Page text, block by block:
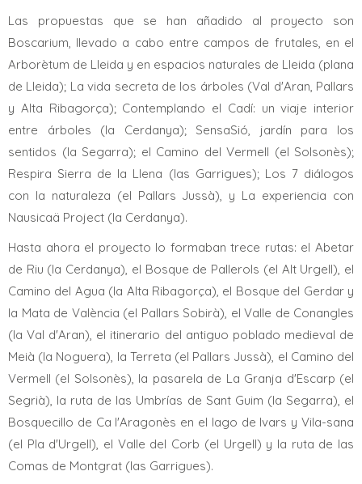
Las propuestas que se han añadido al proyecto son
Boscarium, llevado a cabo entre campos de frutales, en el
Arborètum de Lleida y en espacios naturales de Lleida (plana
de Lleida); La vida secreta de los árboles (Val d'Aran, Pallars
y Alta Ribagorça); Contemplando el Cadí: un viaje interior
entre árboles (la Cerdanya); SensaSió, jardín para los
sentidos (la Segarra); el Camino del Vermell (el Solsonès);
Respira Sierra de la Llena (las Garrigues); Los 7 diálogos
con la naturaleza (el Pallars Jussà), y La experiencia con
Nausicaä Project (la Cerdanya).
Hasta ahora el proyecto lo formaban trece rutas: el Abetar
de Riu (la Cerdanya), el Bosque de Pallerols (el Alt Urgell), el
Camino del Agua (la Alta Ribagorça), el Bosque del Gerdar y
la Mata de València (el Pallars Sobirà), el Valle de Conangles
(la Val d'Aran), el itinerario del antiguo poblado medieval de
Meià (la Noguera), la Terreta (el Pallars Jussà), el Camino del
Vermell (el Solsonès), la pasarela de La Granja d'Escarp (el
Segrià), la ruta de las Umbrías de Sant Guim (la Segarra), el
Bosquecillo de Ca l'Aragonès en el lago de Ivars y Vila-sana
(el Pla d'Urgell), el Valle del Corb (el Urgell) y la ruta de las
Comas de Montgrat (las Garrigues).